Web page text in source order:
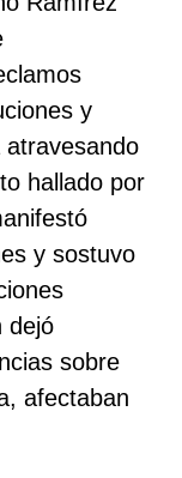
y
hallado por
y sostuvo
dejó
sobre
afectaban